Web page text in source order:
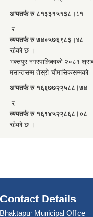
आयतर्फ रु‌ ८१३३१५१३८।८१
र
व्ययतर्फ रु ७४०५७६९८३।४८
रहेको छ ।
भक्तपुर नगरपालिकाको २०८१
मसान्तसम्म तेस्रो चौमासिकसम्मको
आयतर्फ रु‌ १६६७७२२५८८।७४
र
व्ययतर्फ रु १६१४५२२८६८।०८
रहेको छ ।
Contact Details
Bhaktapur Municipal Office